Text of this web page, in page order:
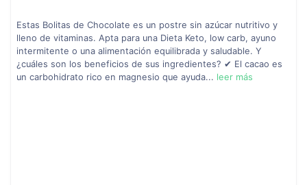
Estas Bolitas de Chocolate es un postre sin azúcar nutritivo y
lleno de vitaminas. Apta para una Dieta Keto, low carb, ayuno
intermitente o una alimentación equilibrada y saludable. Y
¿cuáles son los beneficios de sus ingredientes? ✔ El cacao es
un carbohidrato rico en magnesio que ayuda... leer más